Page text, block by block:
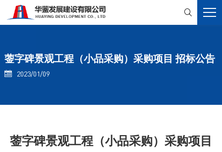

蓥字碑景观工程（小品采购）采购项目 招标公告
 2023/01/09
蓥字碑景观工程（小品采购）采购项目